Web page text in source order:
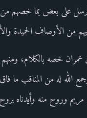
على بعض بما خصهم من
من الأوصاف الحميدة
عمران خصه بالكلام،
الله له من المناقب ما
مريم وروح منه وأيدناه